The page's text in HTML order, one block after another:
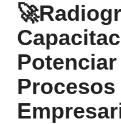
Procesos